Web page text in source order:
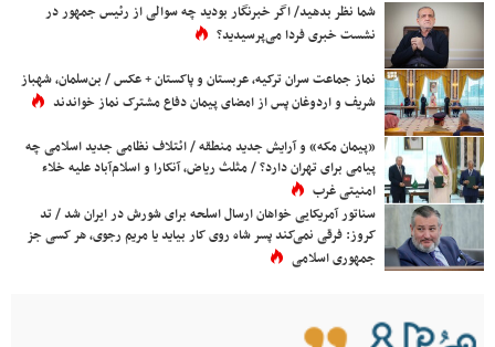
شما نظر بدهید/ اگر خبرنگار بودید چه سوالی از رئیس جمهور در
نشست خبری فردا می‌پرسیدید؟
نماز جماعت سران ترکیه، عربستان و پاکستان + عکس / بن‌سلمان، شهباز
شریف و اردوغان پس از امضای پیمان دفاع مشترک نماز خواندند
«پیمان مکه» و آرایش جدید منطقه / ائتلاف نظامی جدید اسلامی چه
پیامی برای تهران دارد؟ / مثلث ریاض، آنکارا و اسلام‌آباد علیه خلاء
امنیتی غرب
سناتور آمریکایی خواهان ارسال اسلحه برای شورش در ایران شد / تد
کروز: فرقی نمی‌کند پسر شاه روی کار بیاید یا مریم رجوی، هر کسی جز
جمهوری اسلامی